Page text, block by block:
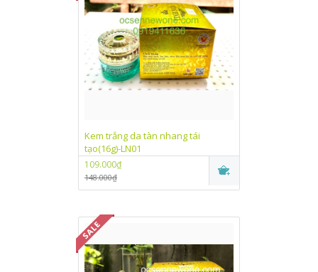
Kem trắng da tàn nhang tái
tạo(16g)-LN01
109.000₫
148.000₫